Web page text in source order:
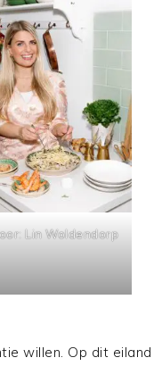
Lin Woldendorp
willen. Op dit eiland